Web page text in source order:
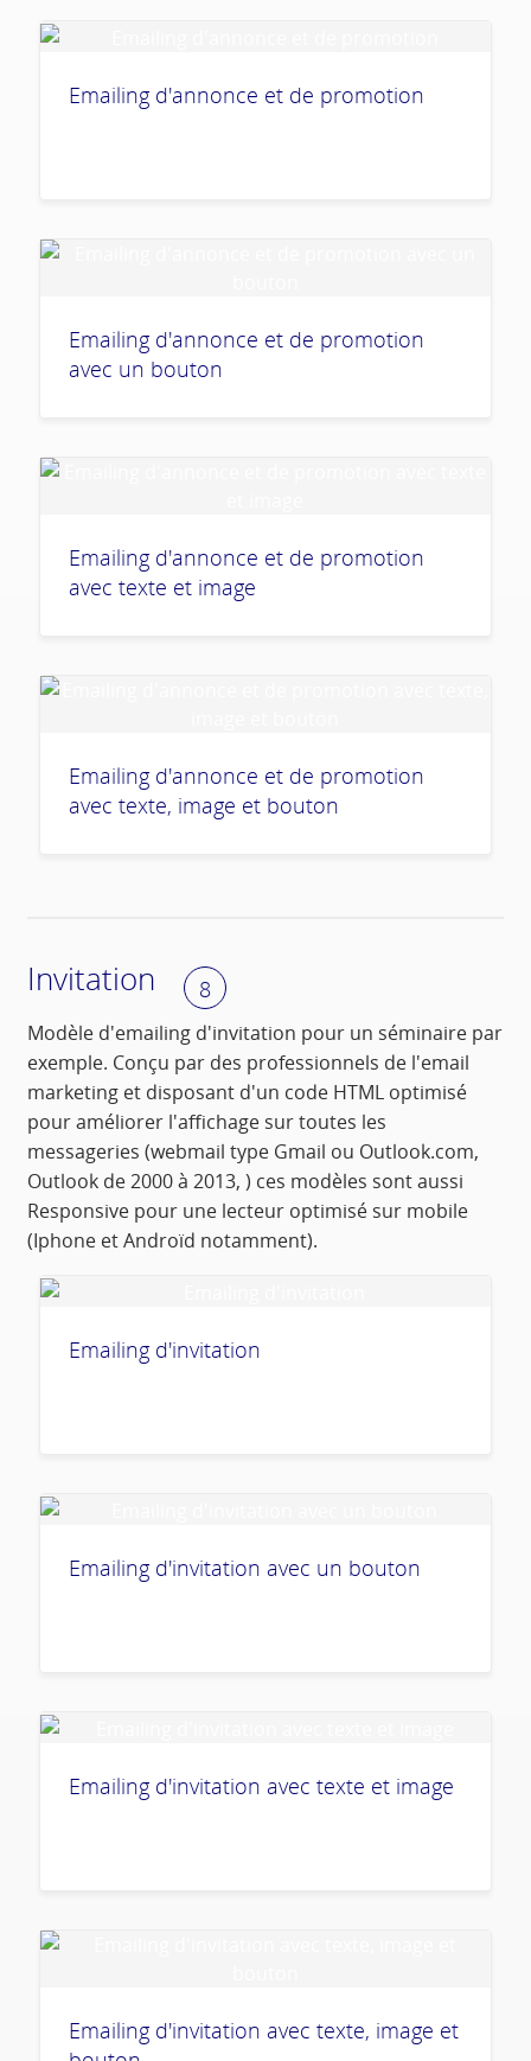
Emailing d'annonce et de promotion
Emailing d'annonce et de promotion
avec un bouton
Emailing d'annonce et de promotion
avec texte et image
Emailing d'annonce et de promotion
avec texte, image et bouton
Invitation 8
Modèle d'emailing d'invitation pour un séminaire par
exemple. Conçu par des professionnels de l'email
marketing et disposant d'un code HTML optimisé
pour améliorer l'affichage sur toutes les
messageries (webmail type Gmail ou Outlook.com,
Outlook de 2000 à 2013, ) ces modèles sont aussi
Responsive pour une lecteur optimisé sur mobile
(Iphone et Androïd notamment).
Emailing d'invitation
Emailing d'invitation avec un bouton
Emailing d'invitation avec texte et image
Emailing d'invitation avec texte, image et